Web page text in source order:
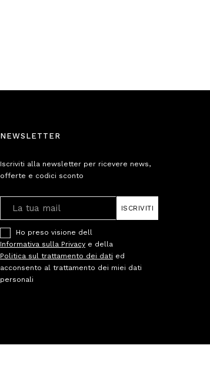
NEWSLETTER
Iscriviti alla newsletter per ricevere news,
offerte e codici sconto
ISCRIVITI
Ho preso visione dell
Informativa sulla Privacy e della
Politica sul trattamento dei dati ed
acconsento al trattamento dei miei dati
personali